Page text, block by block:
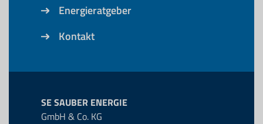
Energieratgeber
Kontakt
SE SAUBER ENERGIE
GmbH & Co. KG